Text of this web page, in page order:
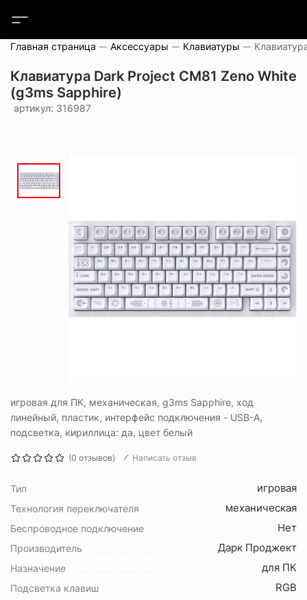
Главная страница Аксессуары Клавиатуры
Клавиатура Dark Project CM81 Zeno White
(g3ms Sapphire)
артикул: 316987
игровая для ПК, механическая, g3ms Sapphire, ход
линейный, пластик, интерфейс подключения - USB-A,
подсветка, кириллица: да, цвет белый
(0 отзывов) Написать отзыв
Тип игровая
Технология переключателя механическая
Беспроводное подключение Нет
Производитель Дарк Проджект
Назначение для ПК
Подсветка клавиш RGB